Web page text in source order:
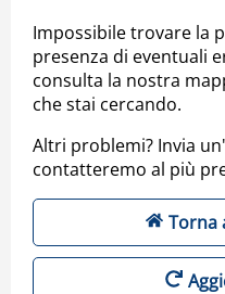
Impossibile trovare la
presenza di eventuali
consulta la nostra
che stai cercando.
Altri problemi? Invia
contatteremo al più
Torna